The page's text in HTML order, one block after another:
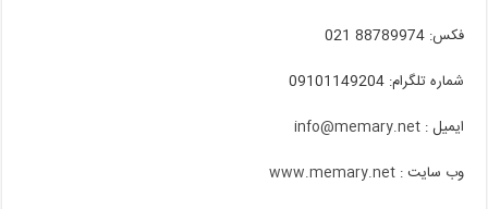
فکس: 88789974 021
شماره تلگرام: 09101149204
ایمیل : info@memary.net
وب سایت :www.memary.net